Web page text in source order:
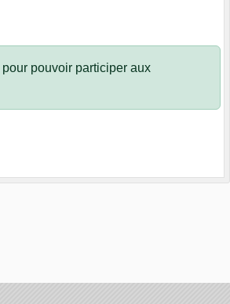
pour pouvoir participer aux